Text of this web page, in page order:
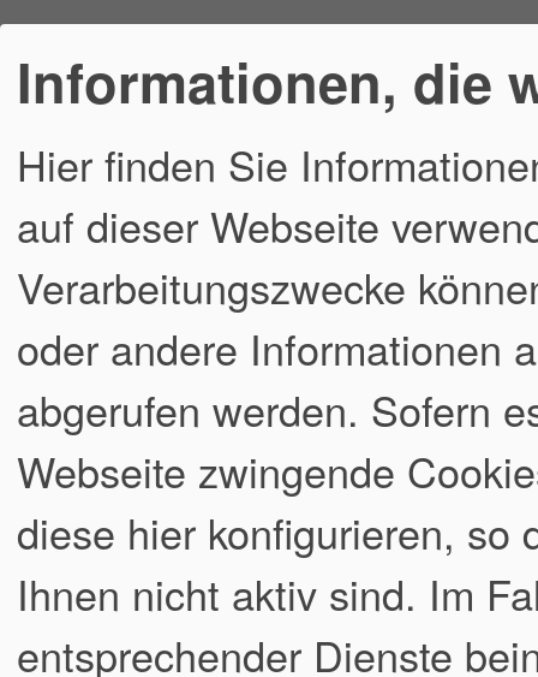
Informationen, die
Hier finden Sie
auf dieser Webseite
Verarbeitungszwecke
oder andere Informationen
abgerufen werden. Sofern
Webseite zwingende
diese hier konfigurieren, so
Ihnen nicht aktiv sind. Im
entsprechender Dienste